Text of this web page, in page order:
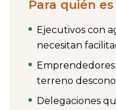
Para quién
Ejecutivos con
necesitan
terreno
Delegaciones